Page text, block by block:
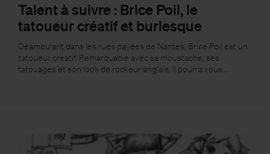
Talent à suivre : Brice Poil, le
tatoueur créatif et burlesque
Déambulant dans les rues pavées de Nantes, Brice Poil est un
tatoueur créatif. Remarquable avec sa moustache, ses
tatouages et son look de rockeur anglais, il pourra vous…